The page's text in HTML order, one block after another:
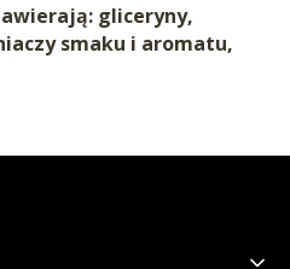
gliceryny,
smaku i aromatu,